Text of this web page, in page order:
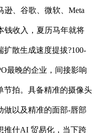
、谷歌、微软、Meta
钱收入，夏历马年就将
散生成速度提拔?100-
最晚的企业，间接影响
节拍。具备精准的摄像头
做以及精准的面部-唇部
推什AI 贸易化，当下跨